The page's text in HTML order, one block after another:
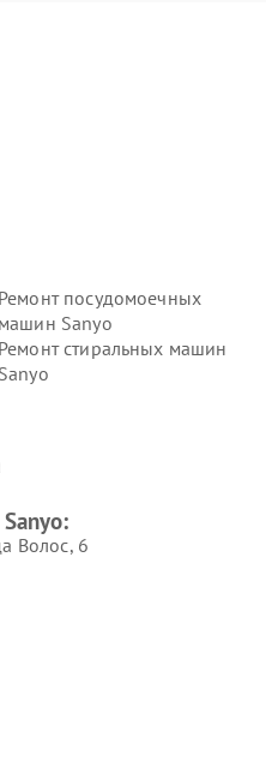
Ремонт посудомоечных
машин Sanyo
Ремонт стиральных машин
Sanyo
Волос, 6